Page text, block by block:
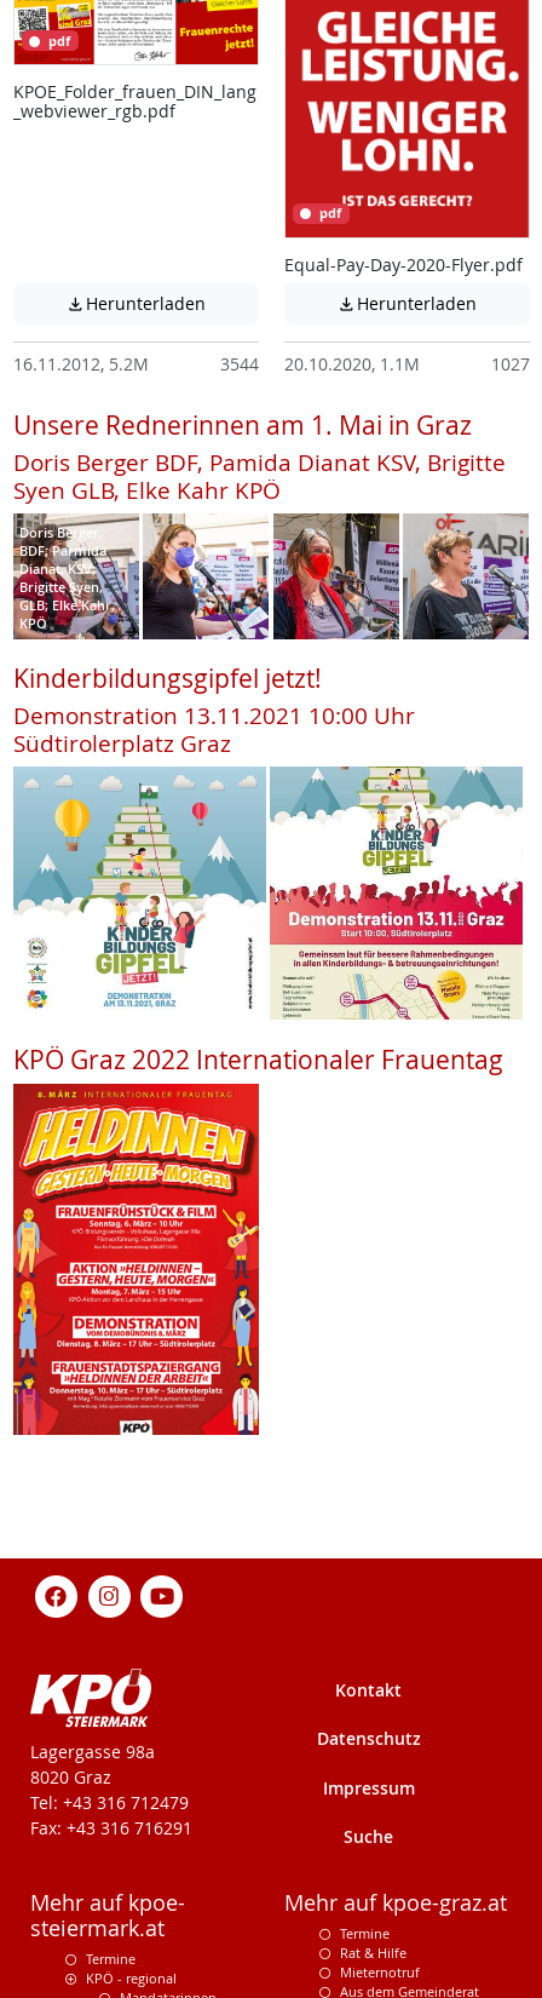
pdf
KPOE_Folder_frauen_DIN_lang
_webviewer_rgb.pdf
 Herunterladen Achtung: Diese Datei enthält unter
16.11.2012, 5.2M 3544
pdf
Equal-Pay-Day-2020-Flyer.pdf
 Herunterladen
20.10.2020, 1.1M 1027
Unsere Rednerinnen am 1. Mai in Graz
Doris Berger BDF, Pamida Dianat KSV, Brigitte
Syen GLB, Elke Kahr KPÖ
Doris Berger,
BDF; Parmida
Dianat, KSV;
Brigitte Syen,
GLB; Elke Kahr,
KPÖ
Kinderbildungsgipfel jetzt!
Demonstration 13.11.2021 10:00 Uhr
Südtirolerplatz Graz
KPÖ Graz 2022 Internationaler Frauentag
KPÖ-Steiermark
Lagergasse 98a
8020 Graz
Tel: +43 316 712479
Fax: +43 316 716291
Kontakt
Datenschutz
Impressum
Suche
Mehr auf kpoe-
steiermark.at
Termine
KPÖ - regional
Mehr auf kpoe-graz.at
Termine
Rat & Hilfe
Mieternotruf
Aus dem Gemeinderat